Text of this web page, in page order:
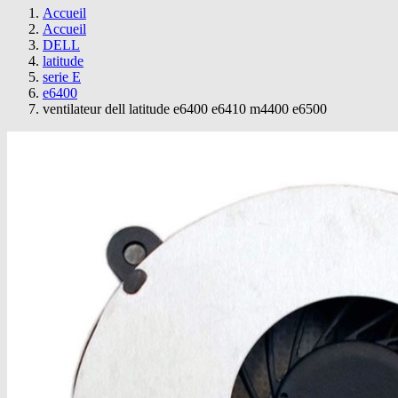
Accueil
Accueil
DELL
latitude
serie E
e6400
ventilateur dell latitude e6400 e6410 m4400 e6500